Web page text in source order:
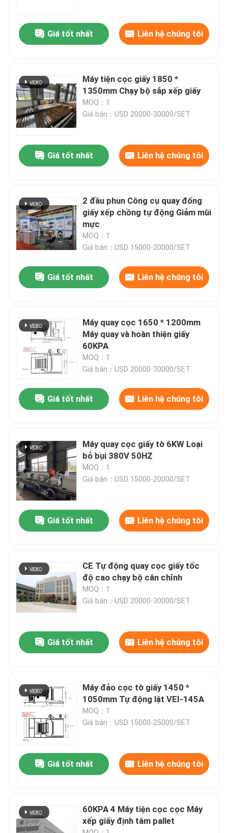
Sản phẩm
Về chúng tôi
Chuyến tham quan nhà máy
Liên hệ với chúng tôi
Tin tức
Các vụ án
Máy cán sáo
Giá tốt nhất Liên hệ chúng tôi
Máy tiện cọc giấy 1850 *
1350mm Chạy bộ sắp xếp giấy
MOQ：1
Giá bán：USD 20000-30000/SET
Giá tốt nhất Liên hệ chúng tôi
2 đầu phun Công cụ quay đống
giấy xếp chồng tự động Giảm mùi
mực
MOQ：1
Giá bán：USD 15000-20000/SET
Giá tốt nhất Liên hệ chúng tôi
Máy quay cọc 1650 * 1200mm
Máy quay và hoàn thiện giấy
60KPA
MOQ：1
Giá bán：USD 20000-30000/SET
Giá tốt nhất Liên hệ chúng tôi
Máy quay cọc giấy tờ 6KW Loại
bỏ bụi 380V 50HZ
MOQ：1
Giá bán：USD 15000-20000/SET
Giá tốt nhất Liên hệ chúng tôi
CE Tự động quay cọc giấy tốc
độ cao chạy bộ căn chỉnh
MOQ：1
Giá bán：USD 20000-30000/SET
Giá tốt nhất Liên hệ chúng tôi
Máy đảo cọc tờ giấy 1450 *
1050mm Tự động lật VEI-145A
MOQ：1
Giá bán：USD 15000-25000/SET
Giá tốt nhất Liên hệ chúng tôi
60KPA 4 Máy tiện cọc cọc Máy
xếp giấy định tâm pallet